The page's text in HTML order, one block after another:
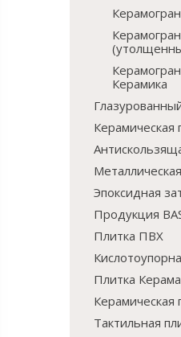
Керамика
Керамическая
Эпоксидная
Продукция
Плитка ПВХ
Плитка
Керамическая
Тактильная